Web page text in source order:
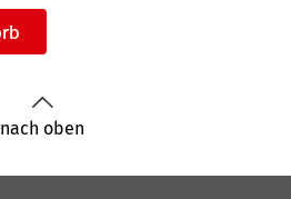
nach oben